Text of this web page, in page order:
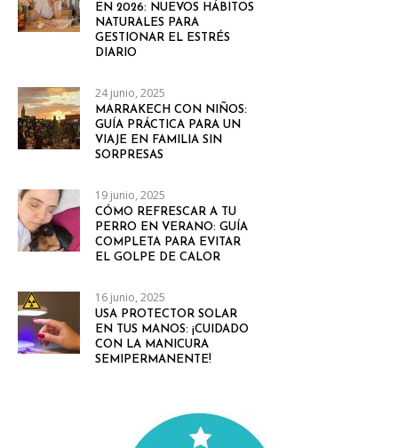
EN 2026: NUEVOS HÁBITOS
NATURALES PARA
GESTIONAR EL ESTRÉS
DIARIO
24 junio, 2025
MARRAKECH CON NIÑOS:
GUÍA PRÁCTICA PARA UN
VIAJE EN FAMILIA SIN
SORPRESAS
19 junio, 2025
CÓMO REFRESCAR A TU
PERRO EN VERANO: GUÍA
COMPLETA PARA EVITAR
EL GOLPE DE CALOR
16 junio, 2025
USA PROTECTOR SOLAR
EN TUS MANOS: ¡CUIDADO
CON LA MANICURA
SEMIPERMANENTE!